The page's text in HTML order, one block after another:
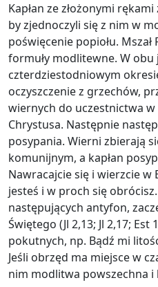
Kapłan ze złożonymi
by zjednoczyli się z nim w
poświęcenie popiołu.
formuły modlitewne. W obu
czterdziestodniowym
oczyszczenie z grzechów,
wiernych do uczestnictwa
Chrystusa. Następnie
posypania. Wierni zbierają
komunijnym, a kapłan
Nawracajcie się i wierzcie
jesteś i w proch się
następujących antyfon,
Świętego (Jl 2,13; Jl 2,17; Est
pokutnych, np. Bądź mi
Jeśli obrzęd ma miejsce w
nim modlitwa powszechna